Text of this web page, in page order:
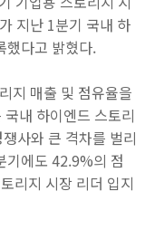
지난 1분기 국내 하
했다고 밝혔다.
지 매출 및 점유율을
내 하이엔드 스토리
사와 큰 격차를 벌리
기에도 42.9%의 점
리지 시장 리더 입지